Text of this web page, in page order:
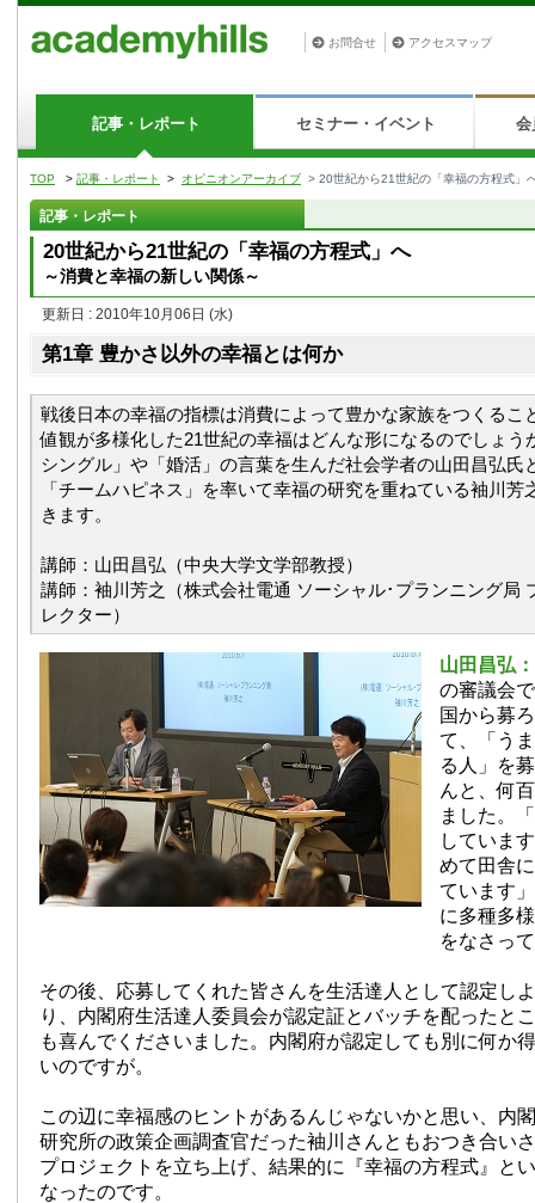
お問合せ アクセスマップ
記事・レポート セミナー・イベント 会
TOP > 記事・レポート > オピニオンアーカイブ > 20世紀から21世紀の「幸福の方程式」
記事・レポート
20世紀から21世紀の「幸福の方程式」へ
～消費と幸福の新しい関係～
更新日 : 2010年10月06日 (水)
第1章 豊かさ以外の幸福とは何か
戦後日本の幸福の指標は消費によって豊かな家族をつくるこ
値観が多様化した21世紀の幸福はどんな形になるのでしょう
シングル」や「婚活」の言葉を生んだ社会学者の山田昌弘氏
「チームハピネス」を率いて幸福の研究を重ねている袖川芳
きます。
講師：山田昌弘（中央大学文学部教授）
講師：袖川芳之（株式会社電通 ソーシャル･プランニング局
レクター）
山田昌弘
の審議会
国から募
て、「う
る人」を
んと、何
ました。
していま
めて田舎
ています
に多種多
をなさっ
その後、応募してくれた皆さんを生活達人として認定し
り、内閣府生活達人委員会が認定証とバッチを配ったと
も喜んでくださいました。内閣府が認定しても別に何か
いのですが。
この辺に幸福感のヒントがあるんじゃないかと思い、内
研究所の政策企画調査官だった袖川さんともおつき合い
プロジェクトを立ち上げ、結果的に『幸福の方程式』と
なったのです。